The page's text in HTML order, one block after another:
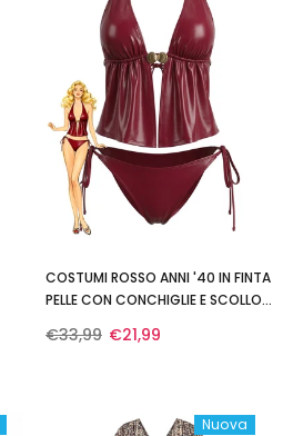
COSTUMI ROSSO ANNI '40 IN FINTA
PELLE CON CONCHIGLIE E SCOLLO
€33,99 €21,99
Nuova